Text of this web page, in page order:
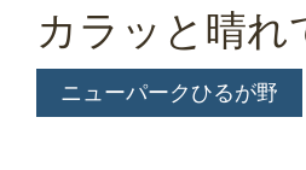
カラッと晴れ
ニューパークひるが野